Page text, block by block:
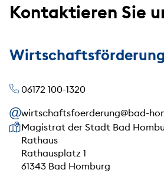
Kontaktieren Sie
Wirtschaftsförderung
06172 100-1320
wirtschaftsfoerderung@bad-
Unsere Anschrift
Magistrat der Stadt Bad
Rathaus
Rathausplatz 1
61343 Bad Homburg